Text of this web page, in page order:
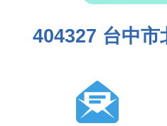
404327 台中市